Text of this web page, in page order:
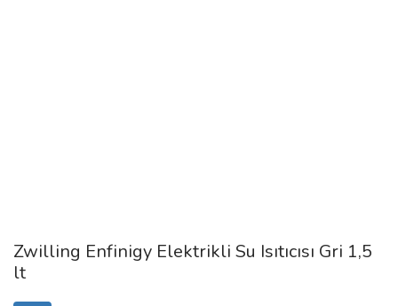
Zwilling Enfinigy Elektrikli Su Isıtıcısı Gri 1,5
lt